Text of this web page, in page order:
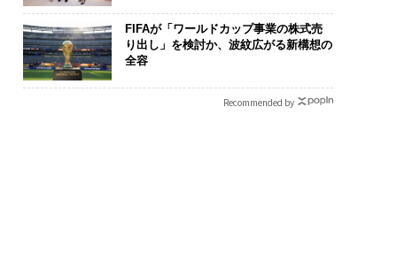
FIFAが「ワールドカップ事業の株式売
り出し」を検討か、波紋広がる新構想の
全容
Recommended by